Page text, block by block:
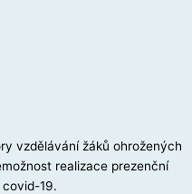
vzdělávání žáků ohrožených
realizace prezenční
19.